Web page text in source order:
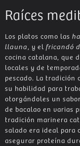
Raíces
Los platos como las
llauna, y el fricandó
cocina catalana, que
locales y de
pescado. La tradición
su habilidad para
otorgándoles un
de bacalao en varias
tradición marinera
salado era ideal para
asegurar proteína